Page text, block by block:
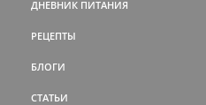
ДНЕВНИК ПИТАНИЯ
РЕЦЕПТЫ
БЛОГИ
СТАТЬИ